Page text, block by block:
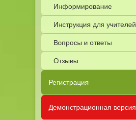
Информирование
Инструкция для учителей
Вопросы и ответы
Отзывы
Регистрация
Демонстрационная версия